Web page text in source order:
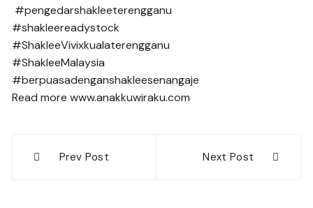
#pengedarshakleeterengganu
#shakleereadystock
#ShakleeVivixkualaterengganu
#ShakleeMalaysia
#berpuasadenganshakleesenangaje
Read more www.anakkuwiraku.com
navigation
Prev Post Next Post